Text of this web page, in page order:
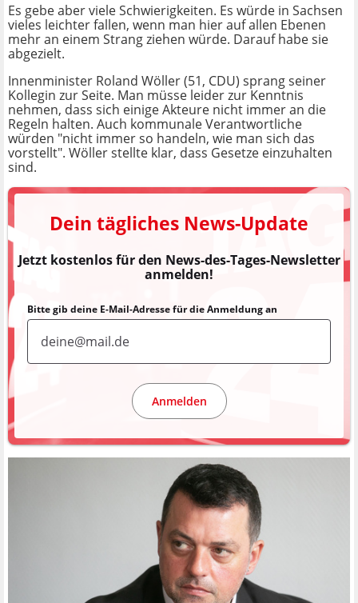
Es gebe aber viele Schwierigkeiten. Es würde in Sachsen
vieles leichter fallen, wenn man hier auf allen Ebenen
mehr an einem Strang ziehen würde. Darauf habe sie
abgezielt.
Innenminister Roland Wöller (51, CDU) sprang seiner
Kollegin zur Seite. Man müsse leider zur Kenntnis
nehmen, dass sich einige Akteure nicht immer an die
Regeln halten. Auch kommunale Verantwortliche
würden "nicht immer so handeln, wie man sich das
vorstellt". Wöller stellte klar, dass Gesetze einzuhalten
sind.
Dein tägliches News-Update
Jetzt kostenlos für den News-des-Tages-Newsletter
anmelden!
Bitte gib deine E-Mail-Adresse für die Anmeldung an
Anmelden